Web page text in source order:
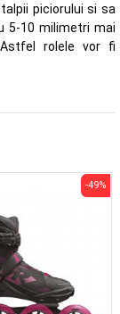
piciorului si sa
5-10 milimetri mai
rolele vor fi
-49%